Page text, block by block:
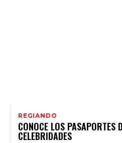
REGIANDO
CONOCE LOS PASAPORTES
CELEBRIDADES